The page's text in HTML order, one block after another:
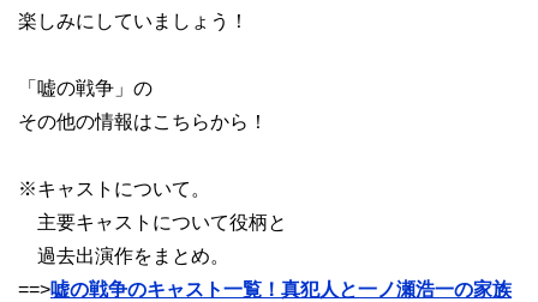
楽しみにしていましょう！
「嘘の戦争」の
その他の情報はこちらから！
※キャストについて。
主要キャストについて役柄と
過去出演作をまとめ。
==>嘘の戦争のキャスト一覧！真犯人と一ノ瀬浩一の家族